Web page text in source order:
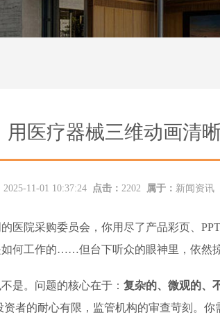
医疗器械三维动画清
2025-11-01 10:37:24 点击： 2202 属于： 新闻资讯
院采购委员会，你用尽了产品彩页、
何工作的……但台下听众的眼神里，依然
是。问题的核心在于： 复杂的、微观的、
者的耐心有限，监管机构的审查苛刻。你